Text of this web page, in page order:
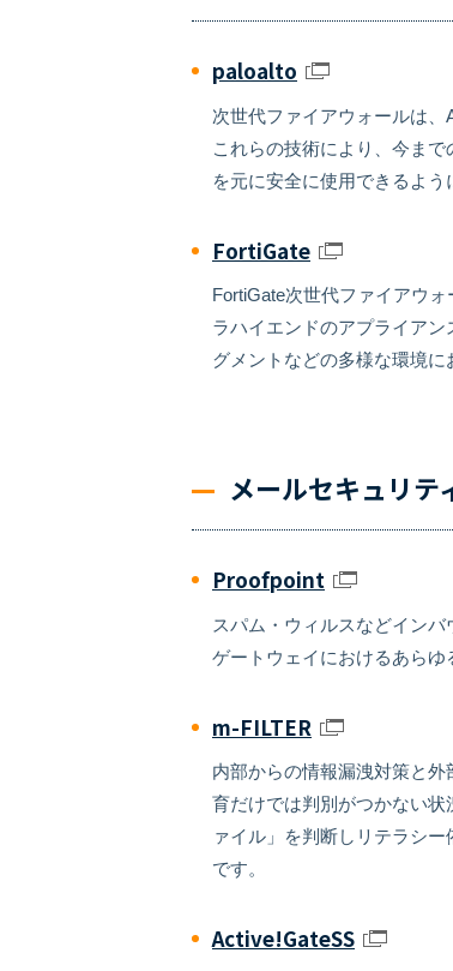
paloalto
次世代ファイアウォールは、
これらの技術により、今ま
を元に安全に使用できるよう
FortiGate
FortiGate次世代ファイアウ
ラハイエンドのアプライア
グメントなどの多様な環境に
メールセキュリテ
Proofpoint
スパム・ウィルスなどイン
ゲートウェイにおけるあらゆ
m-FILTER
内部からの情報漏洩対策と
育だけでは判別がつかない
ァイル」を判断しリテラシ
です。
Active!GateSS